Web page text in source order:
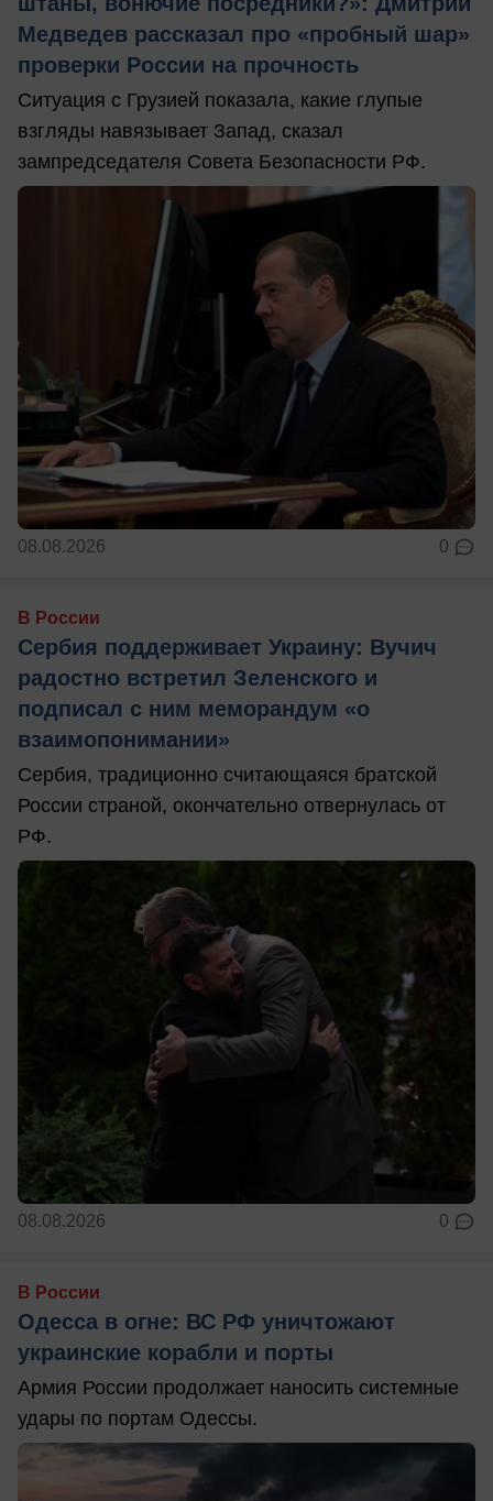
Медведев рассказал про «пробный шар»
проверки России на прочность
Ситуация с Грузией показала, какие глупые
взгляды навязывает Запад, сказал
зампредседателя Совета Безопасности РФ.
08.08.2026 0
В России
Сербия поддерживает Украину: Вучич
радостно встретил Зеленского и
подписал с ним меморандум «о
взаимопонимании»
Сербия, традиционно считающаяся братской
России страной, окончательно отвернулась от
РФ.
08.08.2026 0
В России
Одесса в огне: ВС РФ уничтожают
украинские корабли и порты
Армия России продолжает наносить системные
удары по портам Одессы.